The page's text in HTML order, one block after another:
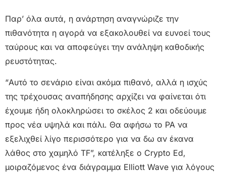
Παρ’ όλα αυτά, η ανάρτηση αναγνώριζε την
πιθανότητα η αγορά να εξακολουθεί να ευνοεί τους
ταύρους και να αποφεύγει την ανάληψη καθοδικής
ρευστότητας.
“Αυτό το σενάριο είναι ακόμα πιθανό, αλλά η ισχύς
της τρέχουσας αναπήδησης αρχίζει να φαίνεται ότι
έχουμε ήδη ολοκληρώσει το σκέλος 2 και οδεύουμε
προς νέα υψηλά και πάλι. Θα αφήσω το PA να
εξελιχθεί λίγο περισσότερο για να δω αν έκανα
λάθος στο χαμηλό TF”, κατέληξε ο Crypto Ed,
μοιραζόμενος ένα διάγραμμα Elliott Wave για λόγους